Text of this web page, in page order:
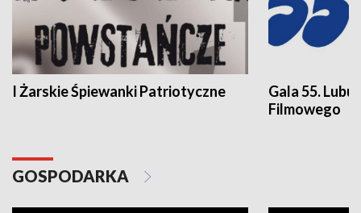
I Żarskie Śpiewanki Patriotyczne
Gala 55.
Filmowego
GOSPODARKA